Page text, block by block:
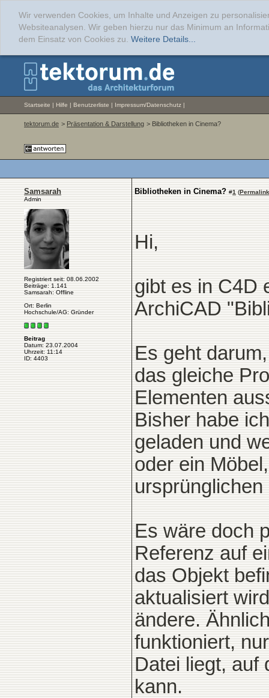
Wir verwenden Cookies, um Inhalte und Anzeigen zu
Websiteanalysen. Wir geben hierzu nur das Minimum an
dem Einsatz von Cookies zu. Weitere Details...
Startseite | Hilfe | Benutzerliste | Impressum/Datenschutz |
tektorum.de > Präsentation & Darstellung > Bibliotheken in Cinema?
Samsarah
Admin
Registriert seit: 08.06.2002
Beiträge: 1.141
Samsarah: Offline
Ort: Berlin
Hochschule/AG: Gründer
Beitrag
Datum: 23.07.2004
Uhrzeit: 11:14
ID: 4403
Bibliotheken in Cinema? #1 (Permalink
Hi,
gibt es in C4D
ArchiCAD
Es geht
das gleiche
Elementen
Bisher habe
geladen und
oder ein
Es wäre doch
Referenz auf
das Objekt
aktualisiert
ändere.
funktioniert,
Datei liegt, auf
kann.